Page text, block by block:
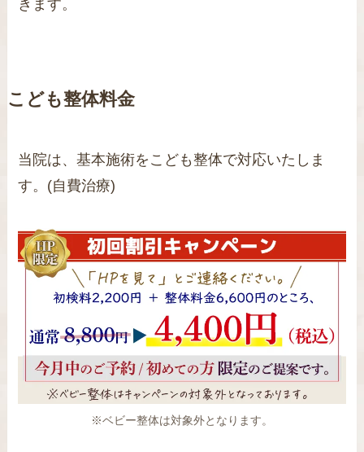
きます。
こども整体料金
当院は、基本施術をこども整体で対応いたしま
す。(自費治療)
※ベビー整体は対象外となります。